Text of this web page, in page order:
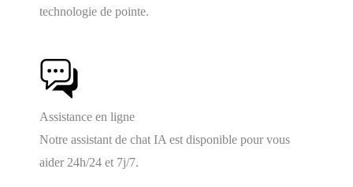
technologie de pointe.
Assistance en ligne
Notre assistant de chat IA est disponible pour vous
aider 24h/24 et 7j/7.